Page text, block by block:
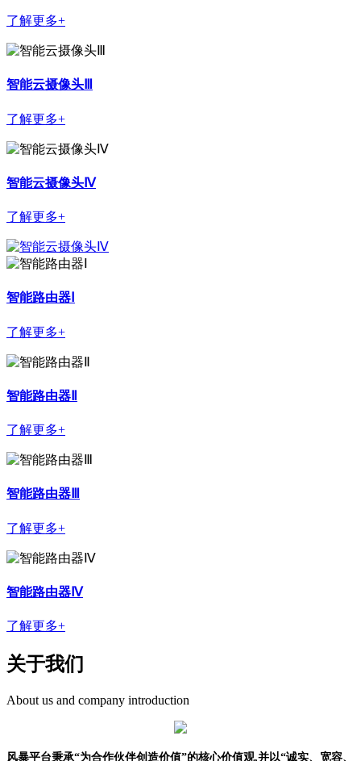
了解更多+
智能云摄像头Ⅲ
了解更多+
智能云摄像头Ⅳ
了解更多+
智能路由器Ⅰ
了解更多+
智能路由器Ⅱ
了解更多+
智能路由器Ⅲ
了解更多+
智能路由器Ⅳ
了解更多+
关于我们
About us and company introduction
风暴平台秉承“为合作伙伴创造价值”的核心价值观,并以“诚实、宽容、